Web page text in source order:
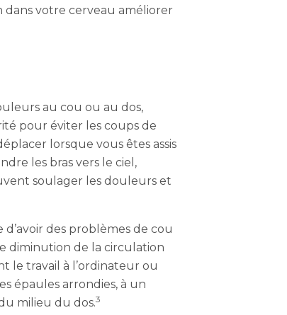
votre cerveau améliorer
au cou ou au dos,
pour éviter les coups de
lorsque vous êtes assis
les bras vers le ciel,
soulager les douleurs et
des problèmes de cou
diminution de la circulation
le travail à l’ordinateur ou
épaules arrondies, à un
milieu du dos.3